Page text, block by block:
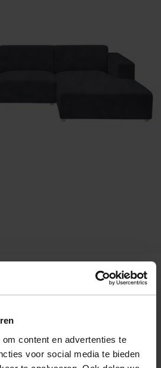
content en advertenties te
voor social media te bieden
BANK CHAISE LONGUE
LINKS JUKE MID
de chaise longue rechts en de otto
van Sissy-Boy. De bank bestaat uit